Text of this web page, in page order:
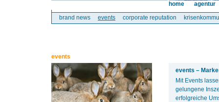
brand news events corporate reputation
home agentur
events
events –
Mit Events
gelungene
erfolgreiche